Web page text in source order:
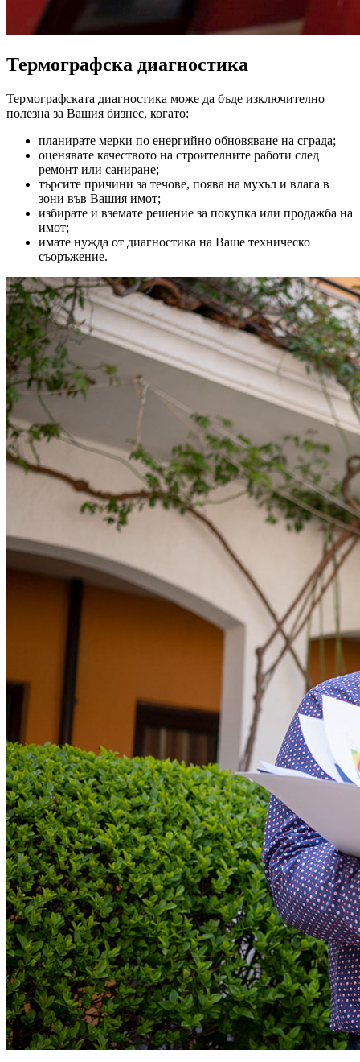
Термографска диагностика
Термографската диагностика може да бъде изключително
полезна за Вашия бизнес, когато:
планирате мерки по енергийно обновяване на сграда;
оценявате качеството на строителните работи след
ремонт или саниране;
търсите причини за течове, поява на мухъл и влага в
зони във Вашия имот;
избирате и вземате решение за покупка или продажба на
имот;
имате нужда от диагностика на Ваше техническо
съоръжение.